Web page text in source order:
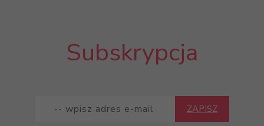
Subskrypcja
ZAPISZ